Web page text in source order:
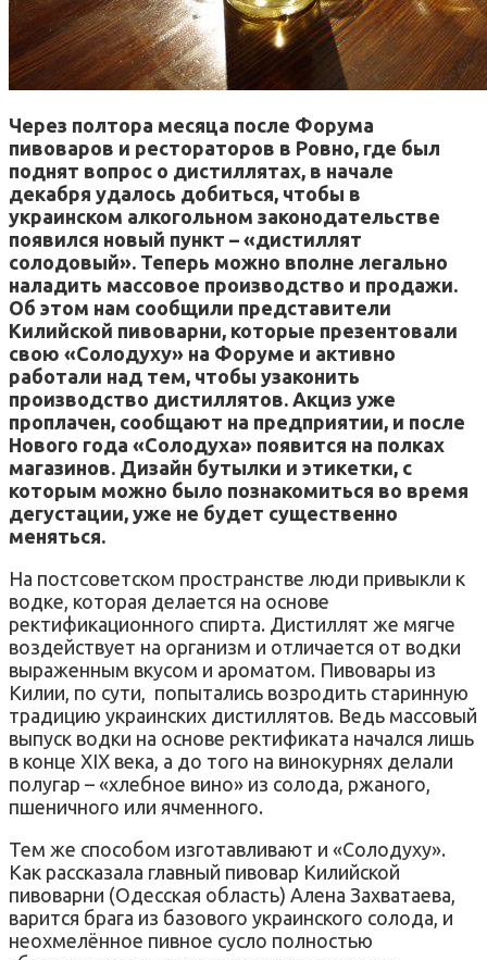
Через полтора месяца после Форума
пивоваров и рестораторов в Ровно, где был
поднят вопрос о дистиллятах, в начале
декабря удалось добиться, чтобы в
украинском алкогольном законодательстве
появился новый пункт – «дистиллят
солодовый». Теперь можно вполне легально
наладить массовое производство и продажи.
Об этом нам сообщили представители
Килийской пивоварни, которые презентовали
свою «Солодуху» на Форуме и активно
работали над тем, чтобы узаконить
производство дистиллятов. Акциз уже
проплачен, сообщают на предприятии, и после
Нового года «Солодуха» появится на полках
магазинов. Дизайн бутылки и этикетки, с
которым можно было познакомиться во время
дегустации, уже не будет существенно
меняться.
На постсоветском пространстве люди привыкли к
водке, которая делается на основе
ректификационного спирта. Дистиллят же мягче
воздействует на организм и отличается от водки
выраженным вкусом и ароматом. Пивовары из
Килии, по сути,
попытались возродить старинную
традицию украинских дистиллятов. Ведь массовый
выпуск водки на основе ректификата начался лишь
в конце XIX века, а до того на винокурнях делали
полугар – «хлебное вино» из солода, ржаного,
пшеничного или ячменного.
Тем же способом изготавливают и «Солодуху».
Как рассказала главный пивовар Килийской
пивоварни (Одесская область) Алена Захватаева,
варится брага из базового украинского солода, и
неохмелённое пивное сусло полностью